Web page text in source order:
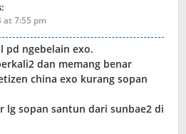
at 7:55 pm
pd ngebelain exo.
dan memang benar
china exo kurang sopan
lg sopan santun dari sunbae2 di